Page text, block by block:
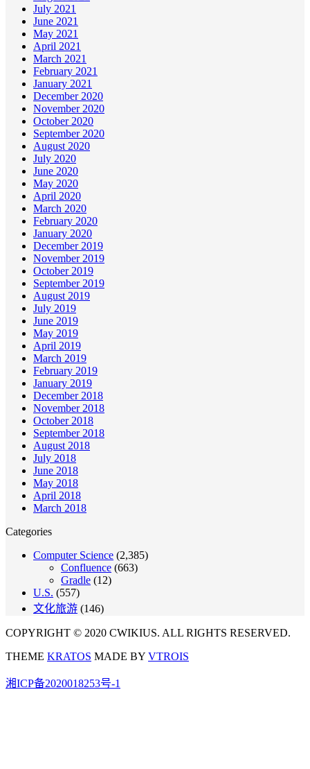
July 2021
June 2021
May 2021
April 2021
March 2021
February 2021
January 2021
December 2020
November 2020
October 2020
September 2020
August 2020
July 2020
June 2020
May 2020
April 2020
March 2020
February 2020
January 2020
December 2019
November 2019
October 2019
September 2019
August 2019
July 2019
June 2019
May 2019
April 2019
March 2019
February 2019
January 2019
December 2018
November 2018
October 2018
September 2018
August 2018
July 2018
June 2018
May 2018
April 2018
March 2018
Categories
Computer Science (2,385)
Confluence (663)
Gradle (12)
U.S. (557)
文化旅游 (146)
COPYRIGHT © 2020 CWIKIUS. ALL RIGHTS RESERVED.
THEME KRATOS MADE BY VTROIS
湘ICP备2020018253号-1